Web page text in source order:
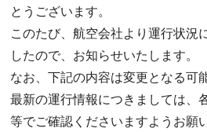
とうございます。
このたび、航空会社より運行状況
したので、お知らせいたします。
なお、下記の内容は変更となる可
最新の運行情報につきましては、
等でご確認くださいますようお願